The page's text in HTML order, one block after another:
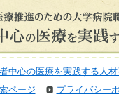
中心の医療を実践する人
ページ
プライバシー